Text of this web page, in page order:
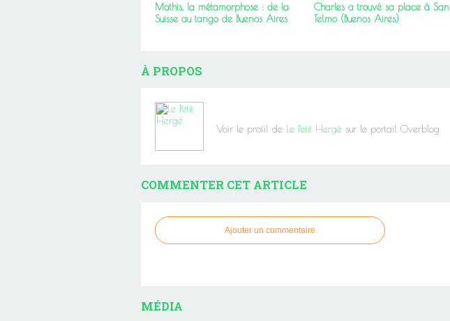
Mathis, la métamorphose : de la
Suisse au tango de Buenos Aires
Charles a trouvé sa place à San
Telmo (Buenos Aires)
À PROPOS
Voir le profil de Le Petit Hergé sur le portail Overblog
COMMENTER CET ARTICLE
Ajouter un commentaire
MÉDIA